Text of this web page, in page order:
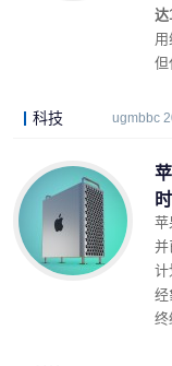
达
用
但
科技 ugmbbc
苹
并
计
经
终